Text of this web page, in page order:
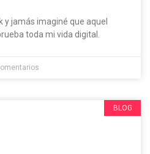
y jamás imaginé que aquel
toda mi vida digital.
BLOG